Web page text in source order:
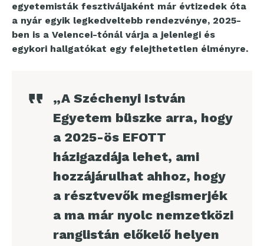
egyetemisták fesztiváljaként már évtizedek óta
a nyár egyik legkedveltebb rendezvénye, 2025-
ben is a Velencei-tónál várja a jelenlegi és
egykori hallgatókat egy felejthetetlen élményre.
„A Széchenyi István
Egyetem büszke arra, hogy
a 2025-ös EFOTT
házigazdája lehet, ami
hozzájárulhat ahhoz, hogy
a résztvevők megismerjék
a ma már nyolc nemzetközi
ranglistán előkelő helyen